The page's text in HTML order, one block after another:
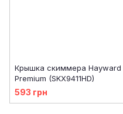
Крышка скиммера Hayward
Premium (SKX9411HD)
593 грн